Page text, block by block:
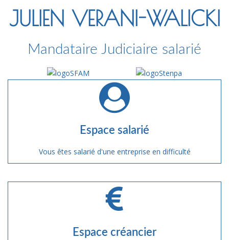
JULIEN VERANI-WALICKI
Mandataire Judiciaire salarié
Espace salarié
Vous êtes salarié d'une entreprise en difficulté
Espace créancier